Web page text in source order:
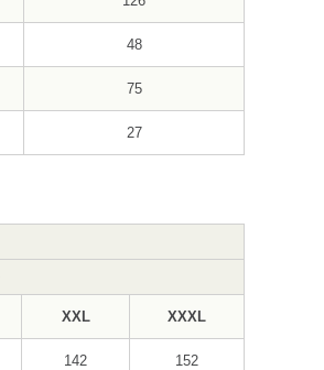
48
75
27
XXL XXXL
142 152